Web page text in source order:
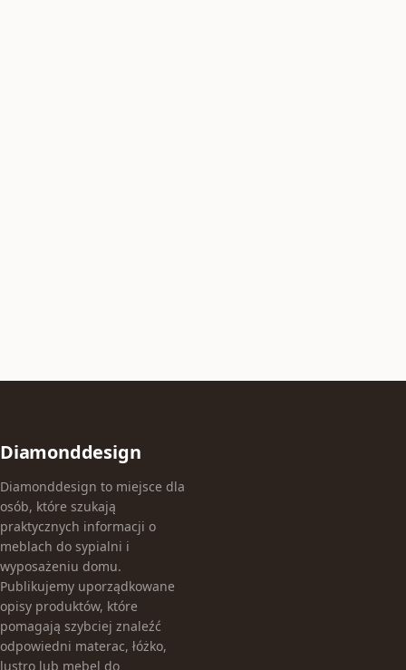
Diamonddesign
Diamonddesign to miejsce dla
osób, które szukają
praktycznych informacji o
meblach do sypialni i
wyposażeniu domu.
Publikujemy uporządkowane
opisy produktów, które
pomagają szybciej znaleźć
odpowiedni materac, łóżko,
lustro lub mebel do